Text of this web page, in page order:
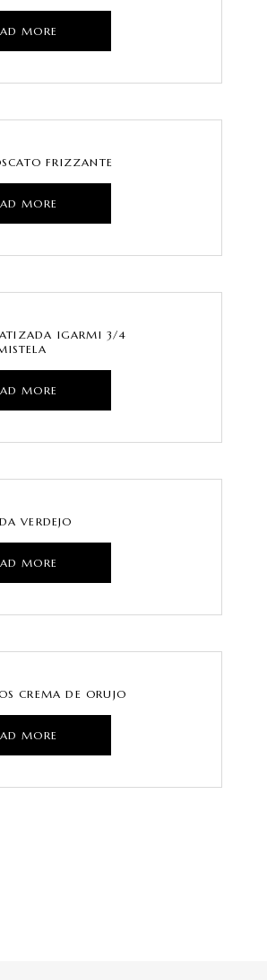
MORE
FRIZZANTE
MORE
IGARMI 3/4
MORE
VERDEJO
MORE
CREMA DE ORUJO
MORE